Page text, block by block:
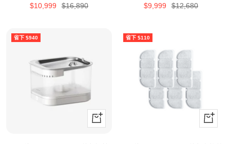
特
$10,999
原
$16,890
特
$9,999
原
$12,680
省下 $940
立
即
購
省下 $110
+
加
入